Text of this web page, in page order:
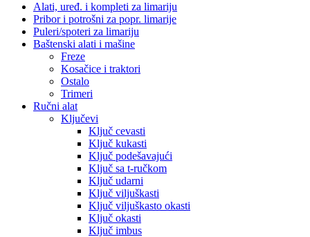
Alati, uređ. i kompleti za limariju
Pribor i potrošni za popr. limarije
Puleri/spoteri za limariju
Baštenski alati i mašine
Freze
Kosačice i traktori
Ostalo
Trimeri
Ručni alat
Ključevi
Ključ cevasti
Ključ kukasti
Ključ podešavajući
Ključ sa t-ručkom
Ključ udarni
Ključ viljuškasti
Ključ viljuškasto okasti
Ključ okasti
Ključ imbus